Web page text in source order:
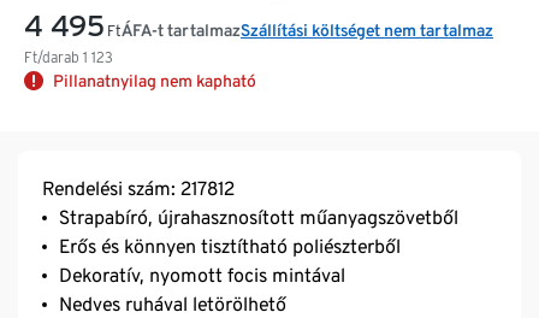
4 495 Ft
Ft/darab 1 123
ÁFA-t tartalmazSzállítási költséget nem tartalmaz
Pillanatnyilag nem kapható
Rendelési szám: 217812
Strapabíró, újrahasznosított műanyagszövetből
Erős és könnyen tisztítható poliészterből
Dekoratív, nyomott focis mintával
Nedves ruhával letörölhető